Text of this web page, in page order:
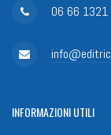
06 66 1321
INFORMAZIONIUTILI